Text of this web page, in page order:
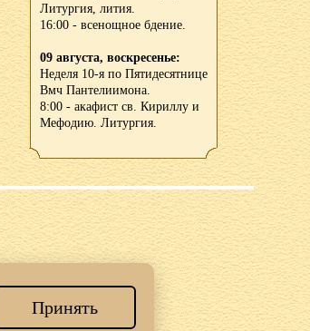
Литургия, лития.
16:00 - всенощное бдение.
09 августа, воскресенье:
Неделя 10-я по Пятидесятнице
Вмч Пантелиимона.
8:00 - акафист св. Кириллу и
Мефодию. Литургия.
Принять